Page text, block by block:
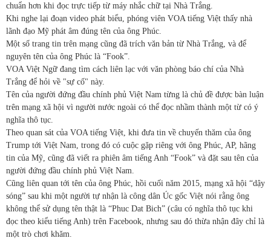
chuẩn hơn khi đọc trực tiếp từ máy nhắc chữ tại Nhà Trắng.
Khi nghe lại đoạn video phát biểu, phóng viên VOA tiếng Việt thấy nhà
lãnh đạo Mỹ phát âm đúng tên của ông Phúc.
Một số trang tin trên mạng cũng đã trích văn bản từ Nhà Trắng, và để
nguyên tên của ông Phúc là “Fook”.
VOA Việt Ngữ đang tìm cách liên lạc với văn phòng báo chí của Nhà
Trắng để hỏi về "sự cố" này.
Tên của người đứng đầu chính phủ Việt Nam từng là chủ đề được bàn luận
trên mạng xã hội vì người nước ngoài có thể đọc nhầm thành một từ có ý
nghĩa thô tục.
Theo quan sát của VOA tiếng Việt, khi đưa tin về chuyến thăm của ông
Trump tới Việt Nam, trong đó có cuộc gặp riêng với ông Phúc, AP, hãng
tin của Mỹ, cũng đã viết ra phiên âm tiếng Anh “Fook” và đặt sau tên của
người đứng đầu chính phủ Việt Nam.
Cũng liên quan tới tên của ông Phúc, hồi cuối năm 2015, mạng xã hội “dậy
sóng” sau khi một người tự nhận là công dân Úc gốc Việt nói rằng ông
không thể sử dụng tên thật là “Phuc Dat Bich” (câu có nghĩa thô tục khi
đọc theo kiểu tiếng Anh) trên Facebook, nhưng sau đó thừa nhận đây chỉ là
một trò chơi khăm.